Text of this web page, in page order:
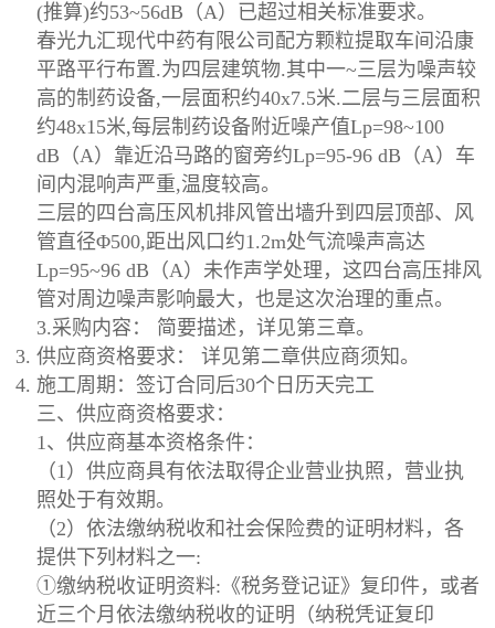
(推算)约53~56dB（A）已超过相关标准要求。
春光九汇现代中药有限公司配方颗粒提取车间沿康
平路平行布置.为四层建筑物.其中一~三层为噪声较
高的制药设备,一层面积约40x7.5米.二层与三层面积
约48x15米,每层制药设备附近噪产值Lp=98~100
dB（A）靠近沿马路的窗旁约Lp=95-96 dB（A）车
间内混响声严重,温度较高。
三层的四台高压风机排风管出墙升到四层顶部、风
管直径Φ500,距出风口约1.2m处气流噪声高达
Lp=95~96 dB（A）未作声学处理，这四台高压排风
管对周边噪声影响最大，也是这次治理的重点。
3.采购内容： 简要描述，详见第三章。
供应商资格要求： 详见第二章供应商须知。
施工周期：签订合同后30个日历天完工
三、供应商资格要求：
1、供应商基本资格条件：
（1）供应商具有依法取得企业营业执照，营业执
照处于有效期。
（2）依法缴纳税收和社会保险费的证明材料，各
提供下列材料之一:
①缴纳税收证明资料:《税务登记证》复印件，或者
近三个月依法缴纳税收的证明（纳税凭证复印